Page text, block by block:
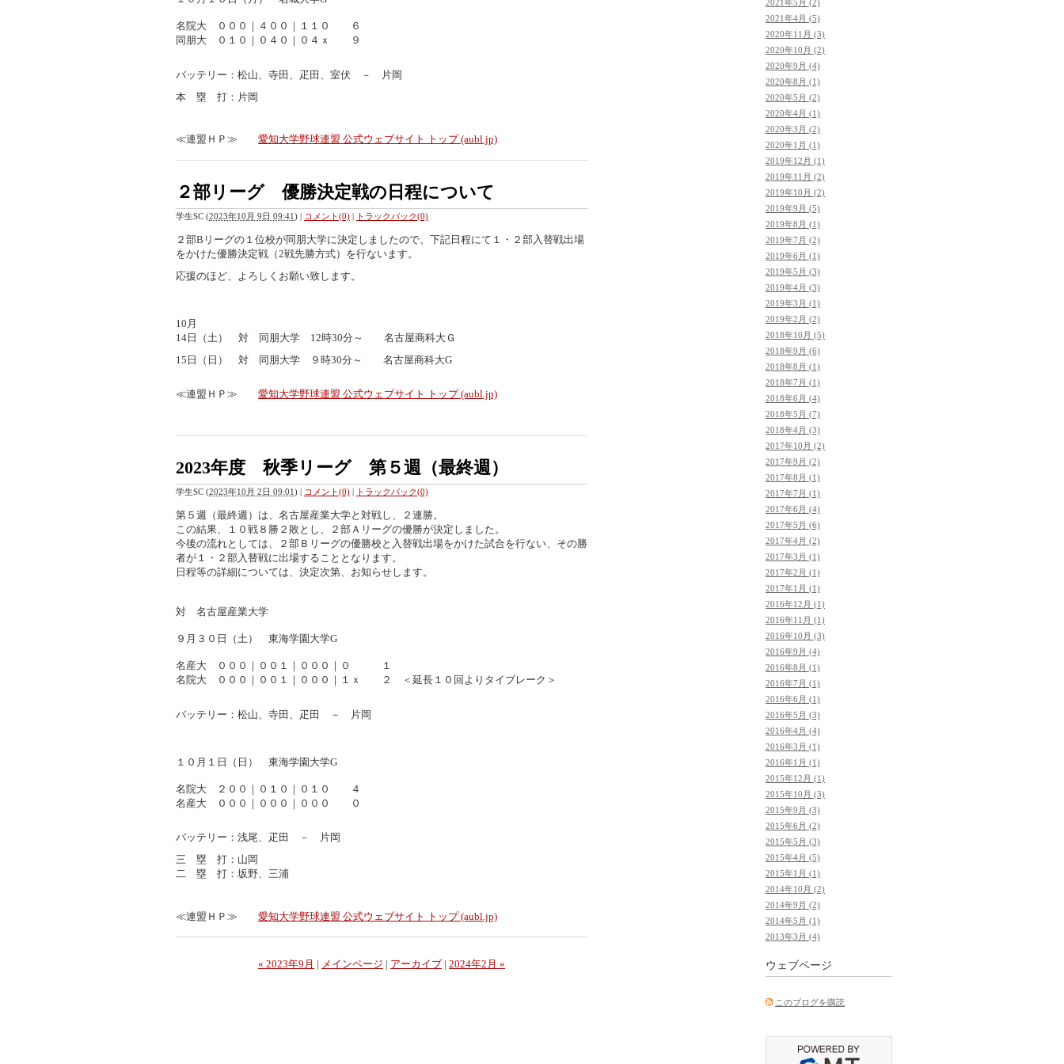
名院大 ０００｜４００｜１１０ ６
同朋大 ０１０｜０４０｜０４ｘ ９
バッテリー：松山、寺田、疋田、室伏 － 片岡
本 塁 打：片岡
≪連盟ＨＰ≫ 愛知大学野球連盟 公式ウェブサイト トップ (aubl.jp)
２部リーグ 優勝決定戦の日程について
学生SC (2023年10月 9日 09:41 ) コメント(0) トラックバック(0)
２部Bリーグの１位校が同朋大学に決定しましたので、下記日程にて１・２部入替戦出場
をかけた優勝決定戦（2戦先勝方式）を行ないます。
応援のほど、よろしくお願い致します。
10月
14日（土） 対 同朋大学 12時30分～ 名古屋商科大Ｇ
15日（日） 対 同朋大学 ９時30分～ 名古屋商科大G
≪連盟ＨＰ≫ 愛知大学野球連盟 公式ウェブサイト トップ (aubl.jp)
2023年度 秋季リーグ 第５週（最終週）
学生SC (2023年10月 2日 09:01) | コメント(0) | トラックバック(0)
第５週（最終週）は、名古屋産業大学と対戦し、２連勝。
この結果、１０戦８勝２敗とし、２部Ａリーグの優勝が決定しました。
今後の流れとしては、２部Ｂリーグの優勝校と入替戦出場をかけた試合を行ない、その勝
者が１・２部入替戦に出場することとなります。
日程等の詳細については、決定次第、お知らせします。
対 名古屋産業大学
９月３０日（土） 東海学園大学G
名産大 ０００｜００１｜０００｜０ １
名院大 ０００｜００１ ｜０００｜１ｘ ２ ＜延長１０回よりタイブレーク＞
バッテリー：松山、寺田、疋田 － 片岡
１０月１日（日） 東海学園大学G
名院大 ２００｜０１０｜０１０ ４
名産大 ０００｜０００｜０００ ０
バッテリー：浅尾、疋田 － 片岡
三 塁 打：山岡
二 塁 打：坂野、三浦
≪連盟ＨＰ≫ 愛知大学野球連盟 公式ウェブサイト トップ (aubl.jp)
« 2023年9月 | メインページ | アーカイブ | 2024年2月 »
2021年5月 (2)
2021年4月 (5)
2020年11月 (3)
2020年10月 (2)
2020年9月 (4)
2020年8月 (1)
2020年5月 (2)
2020年4月 (1)
2020年3月 (2)
2020年1月 (1)
2019年12月 (1)
2019年11月 (2)
2019年10月 (2)
2019年9月 (5)
2019年8月 (1)
2019年7月 (2)
2019年6月 (1)
2019年5月 (3)
2019年4月 (3)
2019年3月 (1)
2019年2月 (2)
2018年10月 (5)
2018年9月 (6)
2018年8月 (1)
2018年7月 (1)
2018年6月 (4)
2018年5月 (7)
2018年4月 (3)
2017年10月 (2)
2017年9月 (2)
2017年8月 (1)
2017年7月 (1)
2017年6月 (4)
2017年5月 (6)
2017年4月 (2)
2017年3月 (1)
2017年2月 (1)
2017年1月 (1)
2016年12月 (1)
2016年11月 (1)
2016年10月 (3)
2016年9月 (4)
2016年8月 (1)
2016年7月 (1)
2016年6月 (1)
2016年5月 (3)
2016年4月 (4)
2016年3月 (1)
2016年1月 (1)
2015年12月 (1)
2015年10月 (3)
2015年9月 (3)
2015年6月 (2)
2015年5月 (3)
2015年4月 (5)
2015年1月 (1)
2014年10月 (2)
2014年9月 (2)
2014年5月 (1)
2013年3月 (4)
ウェブページ
このブログを購読